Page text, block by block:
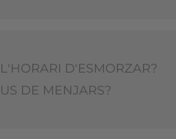
D'ESMORZAR?
DE MENJARS?